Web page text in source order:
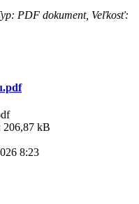
PDF dokument, Veľkosť:
206,87 kB
8:23